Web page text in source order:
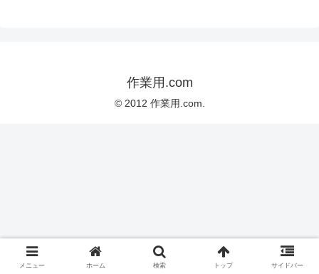
作業用.com
© 2012 作業用.com.
メニュー ホーム 検索 トップ サイドバー